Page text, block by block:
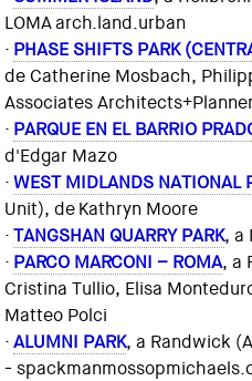
LOMA arch.land.urban
· PHASE SHIFTS PARK
de Catherine Mosbach,
Associates
· PARQUE EN EL BARRIO
d'Edgar Mazo
·WEST MIDLANDS NATIONAL
Unit), de Kathryn Moore
·TANGSHAN QUARRY PARK, a
· PARCO MARCONI – ROMA, a
Cristina Tullio, Elisa
Matteo Polci
·ALUMNI PARK, a Randwick
-